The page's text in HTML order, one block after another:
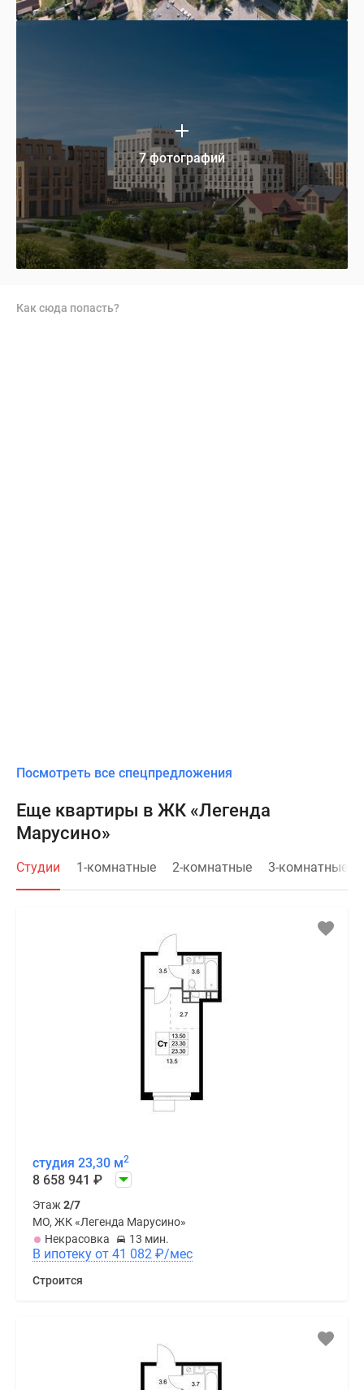
7 фотографий
Как сюда попасть?
Посмотреть все спецпредложения
Еще квартиры в ЖК «Легенда
Марусино»
Студии 1-комнатные 2-комнатные 3-комнатные
студия 23,30 м2
8 658 941 ₽
Этаж2/7
МО, ЖК «Легенда Марусино»
Некрасовка
13 мин.
В ипотеку от 41 082 ₽/мес
Строится